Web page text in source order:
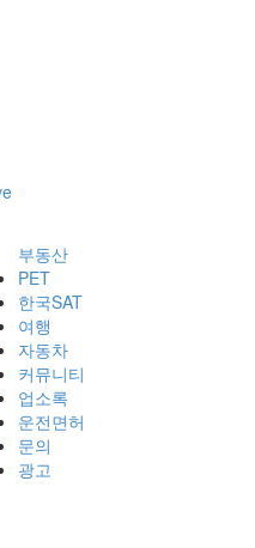
부동산
PET
한국SAT
여행
자동차
커뮤니티
업소록
운전면허
문의
광고